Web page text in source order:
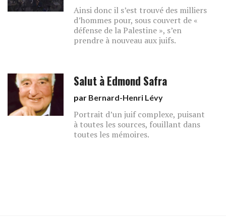
Ainsi donc il s’est trouvé des milliers
d’hommes pour, sous couvert de «
défense de la Palestine », s’en
prendre à nouveau aux juifs.
Salut à Edmond Safra
par Bernard-Henri Lévy
Portrait d’un juif complexe, puisant
à toutes les sources, fouillant dans
toutes les mémoires.